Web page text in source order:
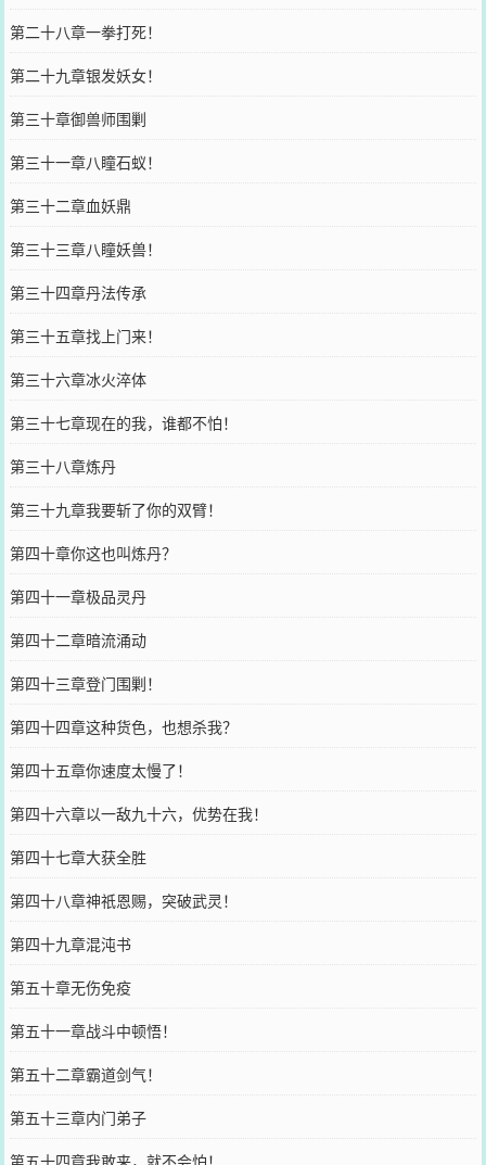
第二十八章一拳打死！
第二十九章银发妖女！
第三十章御兽师围剿
第三十一章八瞳石蚁！
第三十二章血妖鼎
第三十三章八瞳妖兽！
第三十四章丹法传承
第三十五章找上门来！
第三十六章冰火淬体
第三十七章现在的我，谁都不怕！
第三十八章炼丹
第三十九章我要斩了你的双臂！
第四十章你这也叫炼丹？
第四十一章极品灵丹
第四十二章暗流涌动
第四十三章登门围剿！
第四十四章这种货色，也想杀我？
第四十五章你速度太慢了！
第四十六章以一敌九十六，优势在我！
第四十七章大获全胜
第四十八章神祇恩赐，突破武灵！
第四十九章混沌书
第五十章无伤免疫
第五十一章战斗中顿悟！
第五十二章霸道剑气！
第五十三章内门弟子
第五十四章我敢来，就不会怕！